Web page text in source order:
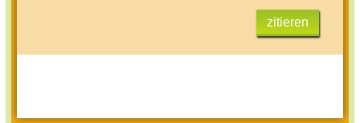
zitieren